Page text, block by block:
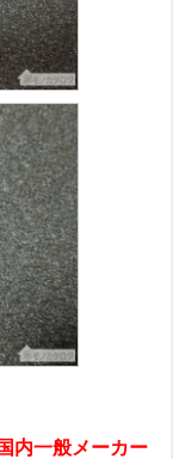
内一般メーカー